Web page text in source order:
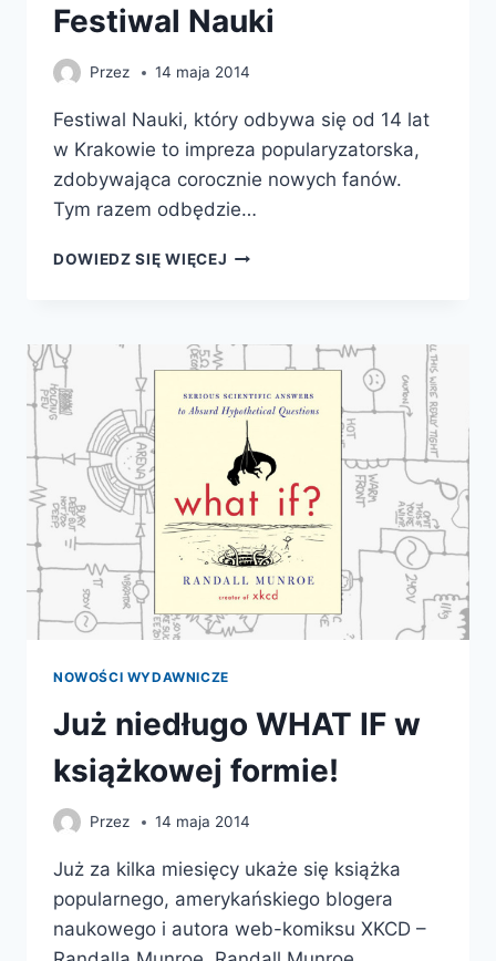
Festiwal Nauki
Przez 14 maja 2014
Festiwal Nauki, który odbywa się od 14 lat
w Krakowie to impreza popularyzatorska,
zdobywająca corocznie nowych fanów.
Tym razem odbędzie…
DOWIEDZ SIĘ WIĘCEJ
CZYLI
XIV
KRAKOWSKI
FESTIWAL
NAUKI
NOWOŚCI WYDAWNICZE
Już niedługo WHAT IF w
książkowej formie!
Przez 14 maja 2014
Już za kilka miesięcy ukaże się książka
popularnego, amerykańskiego blogera
naukowego i autora web-komiksu XKCD –